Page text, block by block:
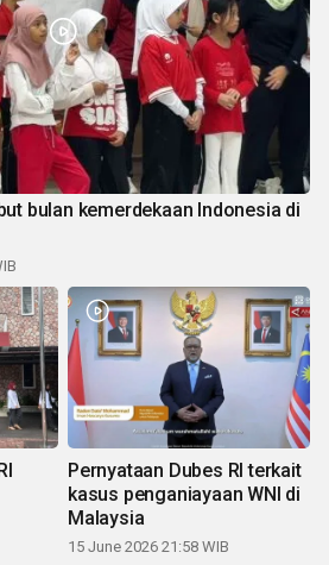
bulan kemerdekaan Indonesia di
Pernyataan Dubes RI terkait
kasus penganiayaan WNI di
Malaysia
15 June 2026 21:58 WIB